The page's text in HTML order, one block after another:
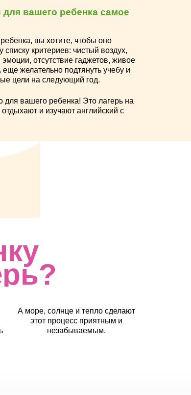
вашего ребенка самое
вы хотите, чтобы оно
критериев: чистый воздух,
отсутствие гаджетов, живое
желательно подтянуть учебу и
цели на следующий год.
для вашего ребенка! Это лагерь на
и изучают английский с
А море, солнце и тепло сделают
этот процесс приятным и
незабываемым.